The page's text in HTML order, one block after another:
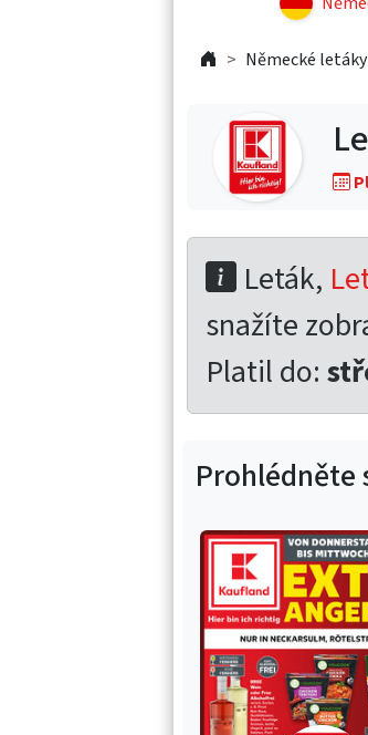
Německé letáky
Leták,
snažíte
Platil do:
Prohlédněte